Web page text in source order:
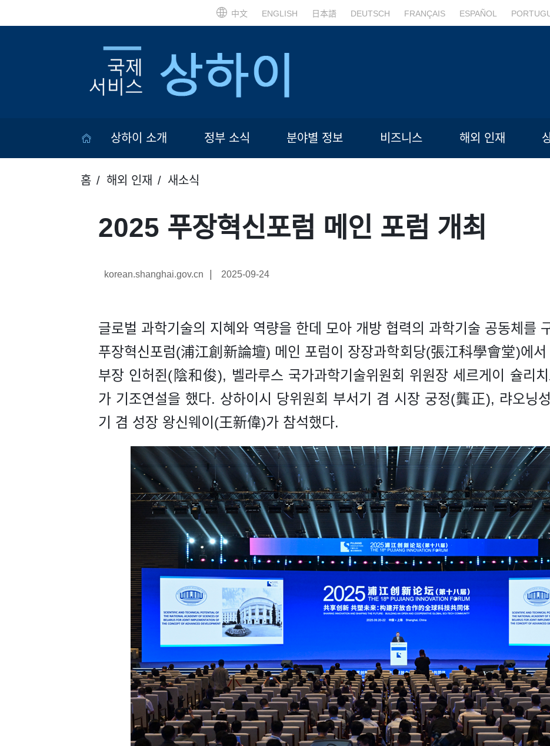
中文 ENGLISH 日本語 DEUTSCH FRANÇAIS ESPAÑOL
상하이 소개 정부 소식 분야별 정보 비즈니스 해외 인재
홈 해외 인재 새소식
2025 푸장혁신포럼 메인 포럼 개최
korean.shanghai.gov.cn | 2025-09-24
글로벌 과학기술의 지혜와 역량을 한데 모아 개방 협력의 과학기술 공동체를
푸장혁신포럼(浦江創新論壇) 메인 포럼이 장장과학회당(張江科學會堂)에서
부장 인허쥔(陰和俊), 벨라루스 국가과학기술위원회 위원장 세르게이 슐리
가 기조연설을 했다. 상하이시 당위원회 부서기 겸 시장 궁정(龔正), 랴오닝
기 겸 성장 왕신웨이(王新偉)가 참석했다.